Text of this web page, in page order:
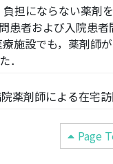
担にならない薬剤
患者および入院患
施設でも，薬剤師
．
薬剤師による在宅
Page